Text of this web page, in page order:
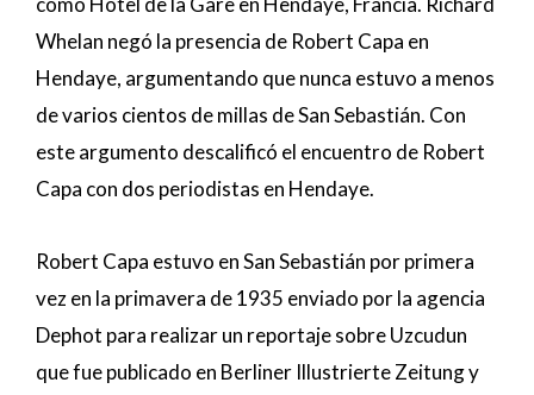
Whelan negó la presencia de Robert Capa en
Hendaye, argumentando que nunca estuvo a menos
de varios cientos de millas de San Sebastián. Con
este argumento descalificó el encuentro de Robert
Capa con dos periodistas en Hendaye.
Robert Capa estuvo en San Sebastián por primera
vez en la primavera de 1935 enviado por la agencia
Dephot para realizar un reportaje sobre Uzcudun
que fue publicado en Berliner Illustrierte Zeitung y